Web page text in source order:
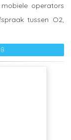
operators
tussen O2,